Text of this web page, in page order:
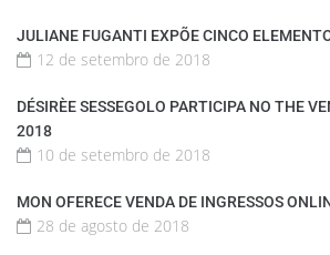
JULIANE FUGANTI EXPÕE CINCO
12 de setembro de 2018
DÉSIRÈE SESSEGOLO PARTICIPA NO THE
2018
10 de setembro de 2018
MON OFERECE VENDA DE INGRESSOS
28 de agosto de 2018